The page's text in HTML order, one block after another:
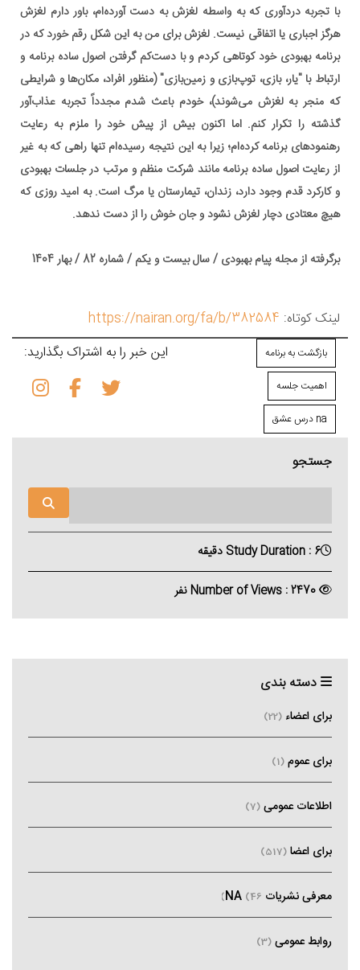
با تجربه دردآوری که به واسطه لغزش به دست آورده‌ام، باور دارم لغزش
هرگز اجباری یا اتفاقی نیست. لغزش برای من به این شکل رقم خورد که در
برنامه بهبودی خود کوتاهی کردم و با دست‌کم گرفتن اصول ساده برنامه و
ارتباط با "یار، بازی، توپ‌بازی و زمین‌بازی" (منظور افراد، مکان‌ها و شرایطی
که منجر به لغزش می‌شوند)، خودم باعث شدم مجدداً تجربه عذاب‌آور
گذشته را تکرار کنم. اما اکنون بیش از پیش خود را ملزم به رعایت
رهنمودهای برنامه کرده‌ام؛ زیرا به این نتیجه رسیده‌ام تنها راهی که به غیر
از رعایت اصول ساده برنامه مانند شرکت منظم و مرتب در جلسات بهبودی
و کارکرد قدم وجود دارد، زندان، تیمارستان یا مرگ است. به امید روزی که
هیچ معتادی دچار لغزش نشود و جان خوش را از دست ندهد.
برگرفته از مجله پیام بهبودی / سال بیست و یکم / شماره 82 / بهار 1404
لینک کوتاه: https://nairan.org/fa/b/382584
بازگشت به برنامه
اهمیت جلسه
na درس عشق
این خبر را به اشتراک بگذارید:
جستجو
Study Duration : 6 دقیقه
دسته بندی
برای اعضاء (22)
برای عموم (1)
اطلاعات عمومی (7)
برای اعضا (517)
معرفی نشریات NA (46)
روابط عمومی (3)